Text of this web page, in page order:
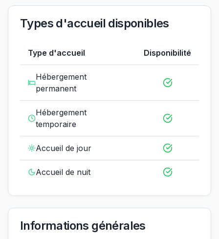
Types d'accueil disponibles
Type d'accueil Disponibilité
Hébergement
permanent
Hébergement
temporaire
Accueil de jour
Accueil de nuit
Informations générales